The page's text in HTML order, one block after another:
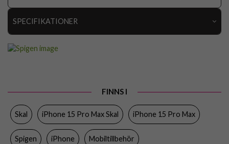
SPECIFIKATIONER
Trådlös laddning-kompatibel
Färg Genomskinlig, Svart
Material Hårdplast (PC), Mjukplast (TPU)
FINNS I
Skal iPhone 15 Pro Max Skal iPhone 15 Pro Max
Spigen iPhone Mobiltillbehör